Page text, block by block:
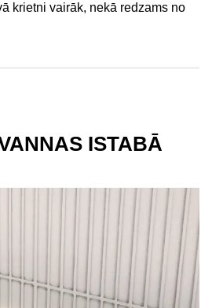
krietni vairāk, nekā redzams no
ISTABĀ